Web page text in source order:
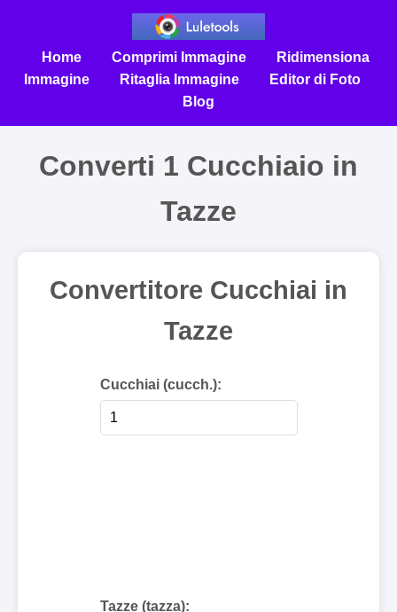
Home Comprimi Immagine
Ridimensiona
Immagine
Ritaglia Immagine
Editor di Foto
Blog
Converti 1 Cucchiaio in
Tazze
Convertitore Cucchiai in
Tazze
Cucchiai (cucch.):
Tazze (tazza):